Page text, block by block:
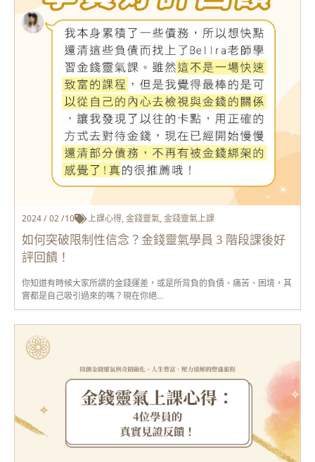
2024 / 02 /10 上課心得,金錢靈氣,金錢靈氣上課
如何突破限制性信念？金錢靈氣學員 3 階段課後好
評回饋！
你知道有時候大家所謂的金錢運差，或是所背負的負債、痛苦、困境，其
實都是自己吸引過來的嗎？現在你絕...